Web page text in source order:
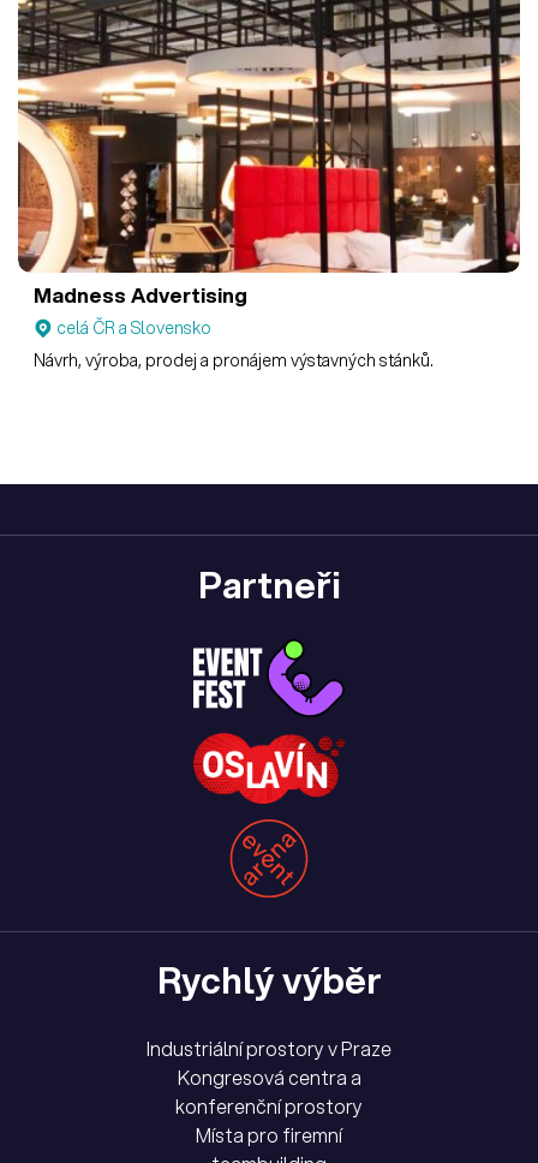
Madness Advertising
celá ČR a Slovensko
Návrh, výroba, prodej a pronájem výstavných stánků.
Partneři
Rychlý výběr
Industriální prostory v Praze
Kongresová centra a
konferenční prostory
Místa pro firemní